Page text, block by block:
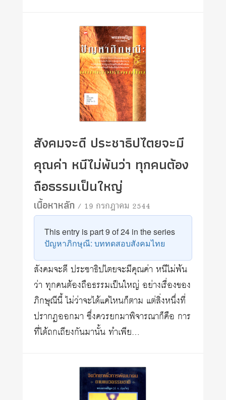
สังคมจะดี ประชาธิปไตยจะมี
คุณค่า หนีไม่พ้นว่า ทุกคนต้อง
ถือธรรมเป็นใหญ่
เนื้อหาหลัก/ 19 กรกฎาคม 2544
This entry is part 9 of 24 in the series
ปัญหาภิกษุณี: บททดสอบสังคมไทย
สังคมจะดี ประชาธิปไตยจะมีคุณค่า หนีไม่พ้น
ว่า ทุกคนต้องถือธรรมเป็นใหญ่ อย่างเรื่องของ
ภิกษุณีนี้ ไม่ว่าจะได้แค่ไหนก็ตาม แต่สิ่งหนึ่งที่
ปรากฏออกมา ซึ่งควรยกมาพิจารณาก็คือ การ
ที่ได้ถกเถียงกันมานั้น ทำเพีย…